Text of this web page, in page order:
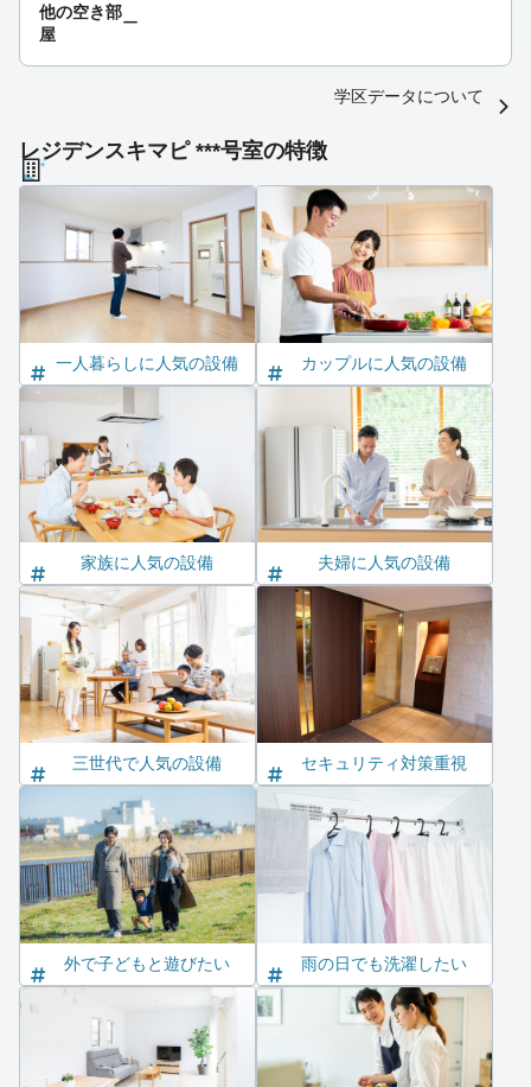
他の空き部
屋
ー
学区データについて
レジデンスキマピ ***号室の特徴
一人暮らしに人気の設備 カップルに人気の設備
家族に人気の設備 夫婦に人気の設備
三世代で人気の設備 セキュリティ対策重視
外で子どもと遊びたい 雨の日でも洗濯したい